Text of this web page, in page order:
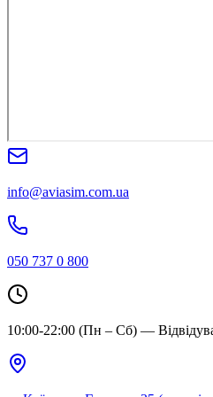
info@aviasim.com.ua
050 737 0 800
10:00-22:00 (Пн – Сб) —